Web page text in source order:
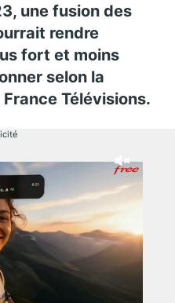
une fusion des
rendre
fort et moins
selon la
Télévisions.